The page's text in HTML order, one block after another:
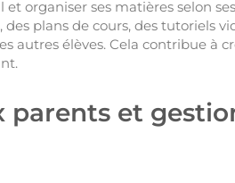
organiser ses matières selon
plans de cours, des tutoriels
autres élèves. Cela contribue à
parents et